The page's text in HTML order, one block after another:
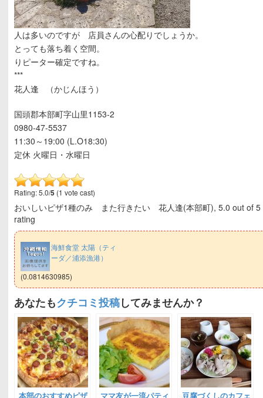
人は多いのですが 店員さんの心配りでしょうか。
とっても落ち着く空間。
りピーター確定ですね。
***
花人逢 （かじんほう）
国頭郡本部町字山里1153-2
0980-47-5537
11:30～19:00 (L.O18:30)
定休 火曜日・水曜日
Rating: 5.0/5 (1 vote cast)
おいしいピザ1種のみ また行きたい 花人逢(本部町),5.0 out of5
rating
海鮮食堂 太陽（ティ
ーダ／浦添漁港）
(0.0814630985)
あなたもクチコミ投稿してみませんか？
本部のおすすめピザ
ママ友が一流パティ
豆腐づくしのカフェ